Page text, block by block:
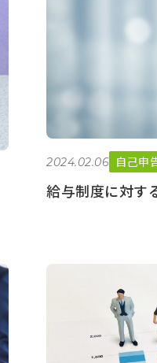
2024.02.06 自己申
給与制度に対す